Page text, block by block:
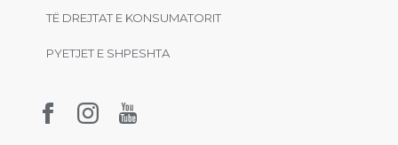
TË DREJTAT E KONSUMATORIT
PYETJET E SHPESHTA